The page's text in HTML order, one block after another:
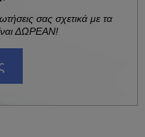
σας σχετικά με τα
ΔΩΡΕΑΝ!